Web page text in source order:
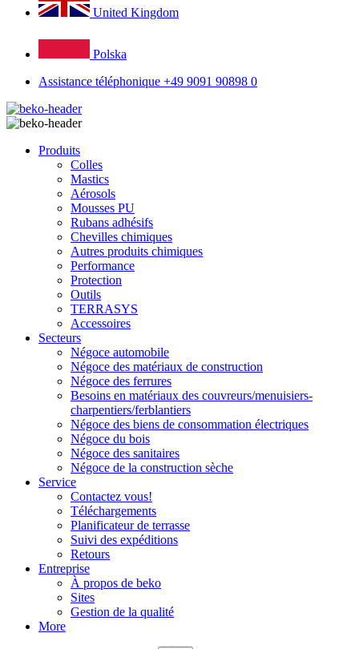
United Kingdom
Polska
Assistance téléphonique +49 9091 90898 0
Produits
Colles
Mastics
Aérosols
Mousses PU
Rubans adhésifs
Chevilles chimiques
Autres produits chimiques
Performance
Protection
Outils
TERRASYS
Accessoires
Secteurs
Négoce automobile
Négoce des matériaux de construction
Négoce des ferrures
Besoins en matériaux des couvreurs/menuisiers-
charpentiers/ferblantiers
Négoce des biens de consommation électriques
Négoce du bois
Négoce des sanitaires
Négoce de la construction sèche
Service
Contactez vous!
Téléchargements
Planificateur de terrasse
Suivi des expéditions
Retours
Entreprise
À propos de beko
Sites
Gestion de la qualité
More